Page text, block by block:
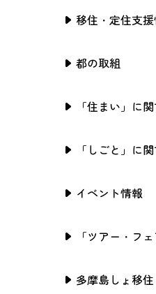
移住・定住支
都の取組
「住まい」に
「しごと」に
イベント情報
「ツアー・フ
多摩島しょ移